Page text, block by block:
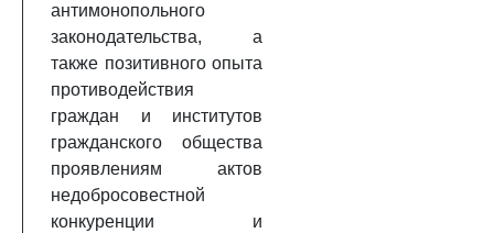
антимонопольного
законодательства, а
также позитивного опыта
противодействия
граждан и институтов
гражданского общества
проявлениям актов
недобросовестной
конкуренции и